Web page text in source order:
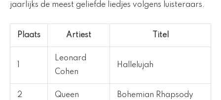
jaarlijks de meest geliefde liedjes volgens luisteraars.
Plaats Artiest Titel
1
Leonard
Cohen
Hallelujah
2 Queen Bohemian Rhapsody